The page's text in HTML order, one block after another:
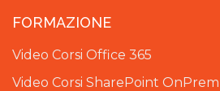
FORMAZIONE
Video Corsi Office 365
Video Corsi SharePoint OnPrem